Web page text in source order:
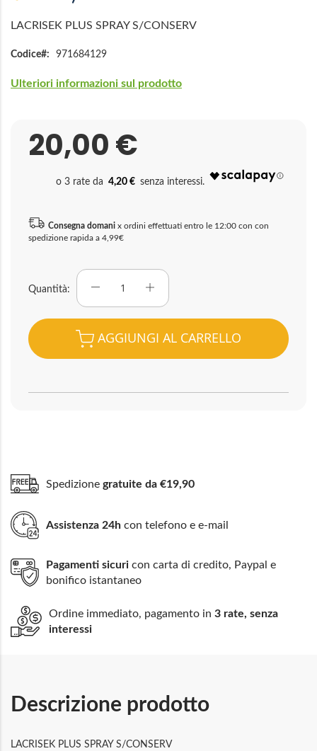
LACRISEK PLUS SPRAY S/CONSERV
Codice 971684129
Ulteriori informazioni sul prodotto
20,00 €
4,20 €
Consegna domani x ordini effettuati entro le 12:00 con con
spedizione rapida a 4,99€
Quantità
AGGIUNGI AL CARRELLO
Spedizione gratuite da €19,90
Assistenza 24h con telefono e e-mail
Pagamenti sicuri con carta di credito, Paypal e
bonifico istantaneo
Ordine immediato, pagamento in 3 rate, senza
interessi
Descrizione prodotto
LACRISEK PLUS SPRAY S/CONSERV